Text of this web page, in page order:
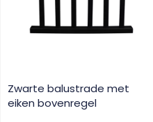
Zwarte balustrade met
eiken bovenregel